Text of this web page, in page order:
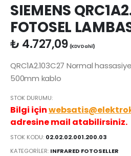
SIEMENS
FOTOSEL
₺ 4.727,09(KDV Dahil)
QRC1A2.103C27 Normal
500mm kablo
STOK DURUMU:
Bilgi için
adresine mail atabilirsiniz.
STOK KODU: 02.02.02.001.200.03
KATEGORILER: INFRARED FOTOSELLER